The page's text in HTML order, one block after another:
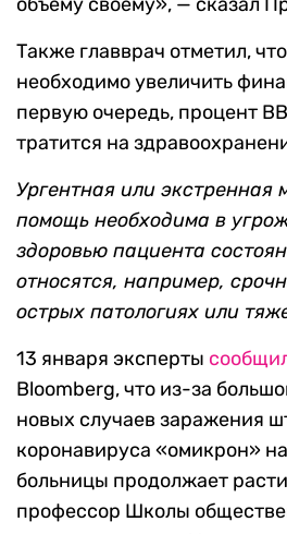
Также главврач отметил,
необходимо увеличить
первую очередь, процент
тратится на
Ургентная или экстренная
помощь необходима в
здоровью пациента
относятся, например,
острых патологиях или
13 января эксперты
Bloomberg, что из-за
новых случаев заражения
коронавируса «омикрон»
больницы продолжает
профессор Школы